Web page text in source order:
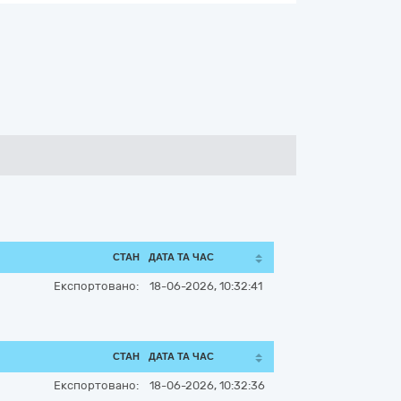
СТАН ДАТА ТА ЧАС
Експортовано: 18-06-2026, 10:32:41
СТАН ДАТА ТА ЧАС
Експортовано: 18-06-2026, 10:32:36